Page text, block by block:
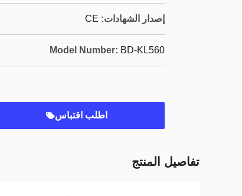
إصدار الشهادات: CE
Model Number: BD-KL560
اطلب اقتباس
تفاصيل المنتج